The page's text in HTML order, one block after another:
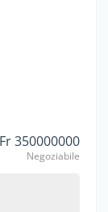
Fr 350000000
Negoziabile